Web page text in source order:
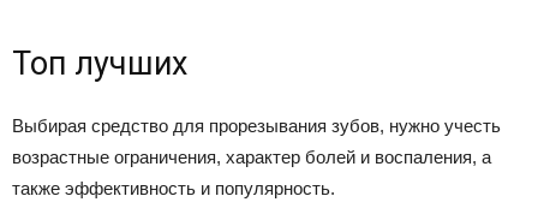
Топ лучших
Выбирая средство для прорезывания зубов, нужно учесть
возрастные ограничения, характер болей и воспаления, а
также эффективность и популярность.